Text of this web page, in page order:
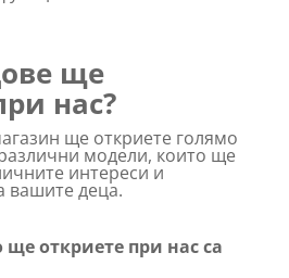
ще
нас?
ще откриете голямо
модели, които ще
интереси и
вашите деца.
откриете при нас са